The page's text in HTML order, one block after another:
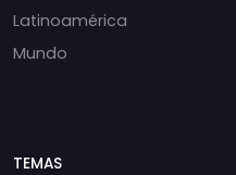
Latinoamérica
Mundo
TEMAS